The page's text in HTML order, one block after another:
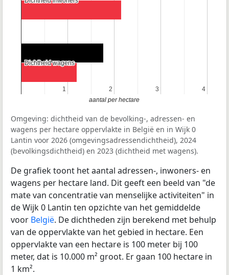
1
1 2
2 3
3 4
4
Dichtheid wagens
Dichtheid wagens
aantal per hectare
Omgeving: dichtheid van de bevolking-, adressen- en
wagens per hectare oppervlakte in België en in Wijk 0
Lantin voor 2026 (omgevingsadressendichtheid), 2024
(bevolkingsdichtheid) en 2023 (dichtheid met wagens).
De grafiek toont het aantal adressen-, inwoners- en
wagens per hectare land. Dit geeft een beeld van "de
mate van concentratie van menselijke activiteiten" in
de Wijk 0 Lantin ten opzichte van het gemiddelde
voor België. De dichtheden zijn berekend met behulp
van de oppervlakte van het gebied in hectare. Een
oppervlakte van een hectare is 100 meter bij 100
meter, dat is 10.000 m² groot. Er gaan 100 hectare in
1 km².